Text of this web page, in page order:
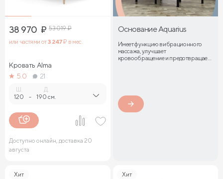
38 970 ₽ 53 019₽
или частями от3 247₽ в мес.
Кровать Alma
5.0
21
120 -
Д.
190 см.
Доступно онлайн, доставка 20
августа
Основание Aquarius
Имеет функцию вибрационного
массажа, улучшает
кровообращение и предотвращает
Хит
Хит